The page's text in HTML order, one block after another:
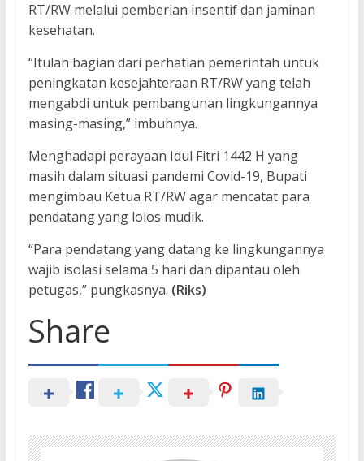
RT/RW melalui pemberian insentif dan jaminan
kesehatan.
“Itulah bagian dari perhatian pemerintah untuk
peningkatan kesejahteraan RT/RW yang telah
mengabdi untuk pembangunan lingkungannya
masing-masing,” imbuhnya.
Menghadapi perayaan Idul Fitri 1442 H yang
masih dalam situasi pandemi Covid-19, Bupati
mengimbau Ketua RT/RW agar mencatat para
pendatang yang lolos mudik.
“Para pendatang yang datang ke lingkungannya
wajib isolasi selama 5 hari dan dipantau oleh
petugas,” pungkasnya. (Riks)
Share